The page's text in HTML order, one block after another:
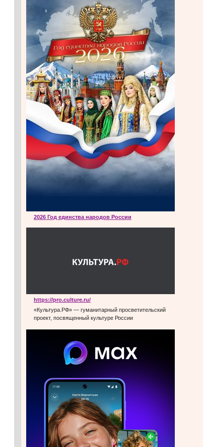
2026 Год единства народов России
https://pro.culture.ru/
«Культура.РФ» — гуманитарный просветительский
проект, посвященный культуре России